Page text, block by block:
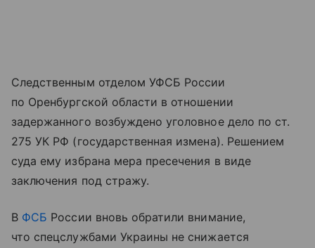
Следственным отделом УФСБ России
по Оренбургской области в отношении
задержанного возбуждено уголовное дело по ст.
275 УК РФ (государственная измена). Решением
суда ему избрана мера пресечения в виде
заключения под стражу.
В ФСБ России вновь обратили внимание,
что спецслужбами Украины не снижается